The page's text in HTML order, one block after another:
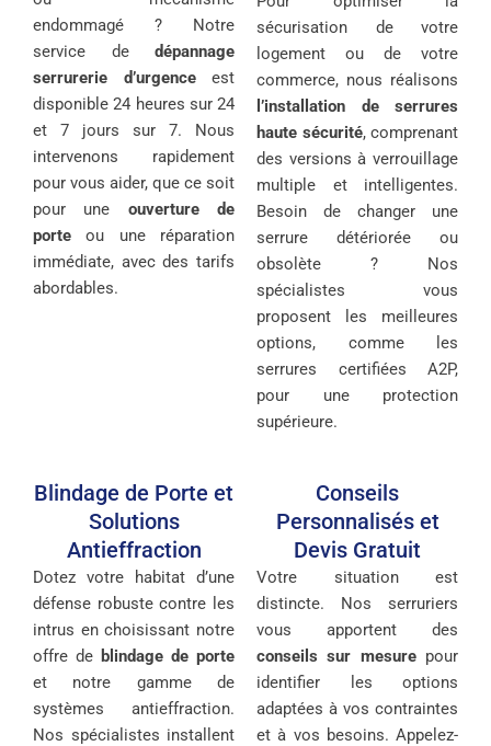
endommagé ? Notre
service de dépannage
serrurerie d’urgenceest
disponible 24 heures sur 24
et 7 jours sur 7. Nous
intervenons rapidement
pour vous aider, que ce soit
pour une ouverture de
porte ou une réparation
immédiate, avec des tarifs
abordables.
sécurisation de votre
logement ou de votre
commerce, nous réalisons
l’installation de serrures
haute sécurité, comprenant
des versions à verrouillage
multiple et intelligentes.
Besoin de changer une
serrure détériorée ou
obsolète ? Nos
spécialistes vous
proposent les meilleures
options, comme les
serrures certifiées A2P,
pour une protection
supérieure.
Blindage de Porte et
Solutions
Antieffraction
Dotez votre habitat d’une
défense robuste contre les
intrus en choisissant notre
offre de blindage de porte
et notre gamme de
systèmes antieffraction.
Nos spécialistes installent
Conseils
Personnalisés et
Devis Gratuit
Votre situation est
distincte. Nos serruriers
vous apportent des
conseils sur mesurepour
identifier les options
adaptées à vos contraintes
et à vos besoins. Appelez-